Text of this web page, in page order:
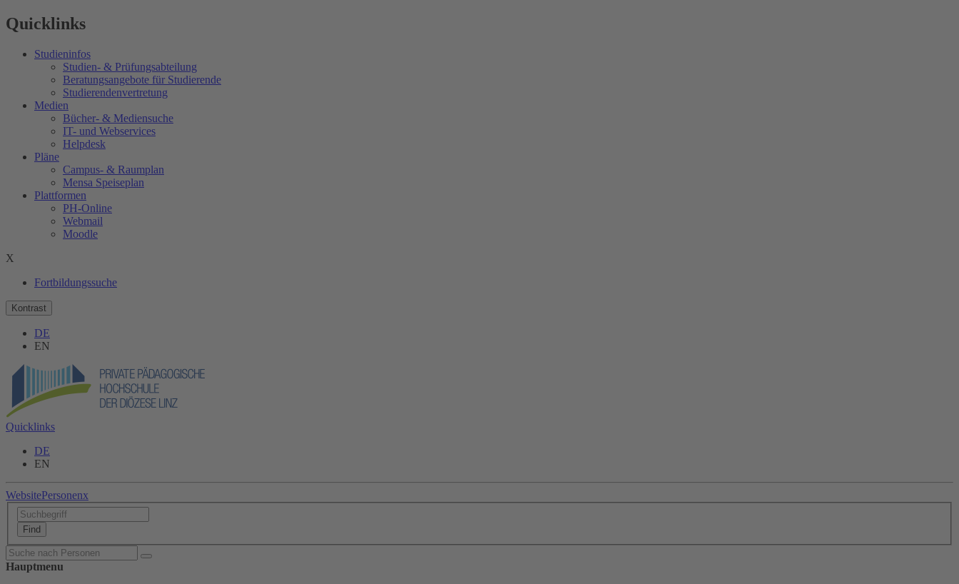
Quicklinks
Studieninfos
Studien- & Prüfungsabteilung
Beratungsangebote für Studierende
Studierendenvertretung
Medien
Bücher- & Mediensuche
IT- und Webservices
Helpdesk
Pläne
Campus- & Raumplan
Mensa Speiseplan
Plattformen
PH-Online
Webmail
Moodle
X
Fortbildungssuche
Kontrast
DE
EN
Quicklinks
DE
EN
WebsitePersonenx
Hauptmenu